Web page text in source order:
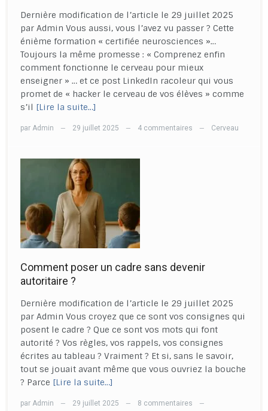
Dernière modification de l’article le 29 juillet 2025
par Admin Vous aussi, vous l’avez vu passer ? Cette
énième formation « certifiée neurosciences »…
Toujours la même promesse : « Comprenez enfin
comment fonctionne le cerveau pour mieux
enseigner » … et ce post LinkedIn racoleur qui vous
promet de « hacker le cerveau de vos élèves » comme
s’il [Lire la suite…]
par Admin — 29 juillet 2025 — 4 commentaires — Cerveau
Comment poser un cadre sans devenir
autoritaire ?
Dernière modification de l’article le 29 juillet 2025
par Admin Vous croyez que ce sont vos consignes qui
posent le cadre ? Que ce sont vos mots qui font
autorité ? Vos règles, vos rappels, vos consignes
écrites au tableau ? Vraiment ? Et si, sans le savoir,
tout se jouait avant même que vous ouvriez la bouche
? Parce [Lire la suite…]
par Admin — 29 juillet 2025 — 8 commentaires —